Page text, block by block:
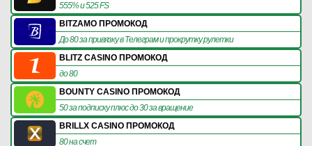
555% и 525 FS
BITZAMO ПРОМОКОД
До 80 за привязку в Телеграм и прокрутку рулетки
BLITZ CASINO ПРОМОКОД
до 80
BOUNTY CASINO ПРОМОКОД
50 за подписку плюс до 30 за вращение
BRILLX CASINO ПРОМОКОД
80 на счет